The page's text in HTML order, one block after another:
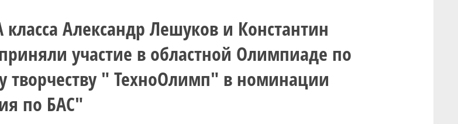
Александр Лешуков и Константин
участие в областной Олимпиаде по
творчеству " ТехноОлимп" в номинации
по БАС"